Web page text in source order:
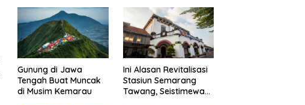
Gunung di Jawa
Tengah Buat Muncak
di Musim Kemarau
Ini Alasan Revitalisasi
Stasiun Semarang
Tawang, Seistimewa